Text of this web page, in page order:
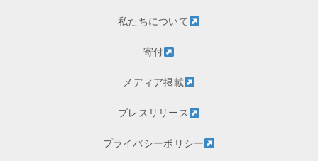
私たちについて
寄付
メディア掲載
プレスリリース
プライバシーポリシー